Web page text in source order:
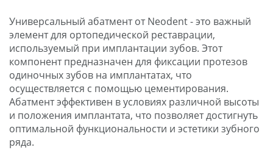
Универсальный абатмент от Neodent - это важный
элемент для ортопедической реставрации,
используемый при имплантации зубов. Этот
компонент предназначен для фиксации протезов
одиночных зубов на имплантатах, что
осуществляется с помощью цементирования.
Абатмент эффективен в условиях различной высоты
и положения имплантата, что позволяет достигнуть
оптимальной функциональности и эстетики зубного
ряда.